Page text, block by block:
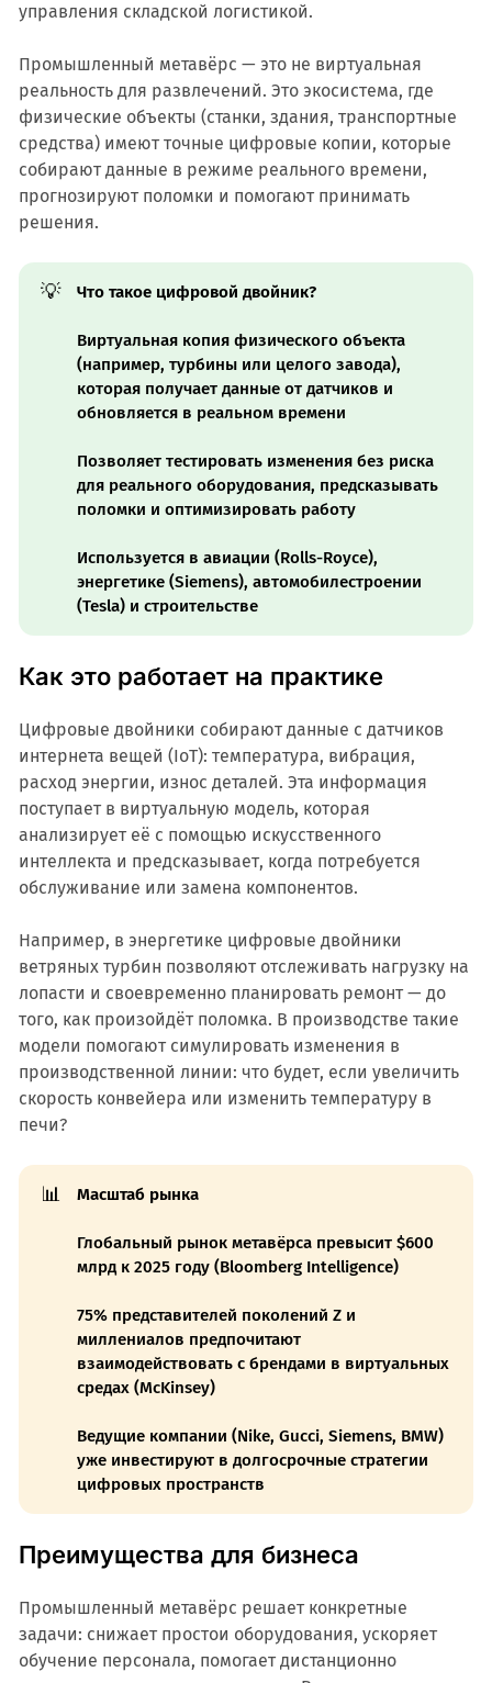
управления складской логистикой.
Промышленный метавёрс — это не виртуальная
реальность для развлечений. Это экосистема, где
физические объекты (станки, здания, транспортные
средства) имеют точные цифровые копии, которые
собирают данные в режиме реального времени,
прогнозируют поломки и помогают принимать
решения.
💡 Что такое цифровой двойник?
Виртуальная копия физического объекта
(например, турбины или целого завода),
которая получает данные от датчиков и
обновляется в реальном времени
Позволяет тестировать изменения без риска
для реального оборудования, предсказывать
поломки и оптимизировать работу
Используется в авиации (Rolls-Royce),
энергетике (Siemens), автомобилестроении
(Tesla) и строительстве
Как это работает на практике
Цифровые двойники собирают данные с датчиков
интернета вещей (IoT): температура, вибрация,
расход энергии, износ деталей. Эта информация
поступает в виртуальную модель, которая
анализирует её с помощью искусственного
интеллекта и предсказывает, когда потребуется
обслуживание или замена компонентов.
Например, в энергетике цифровые двойники
ветряных турбин позволяют отслеживать нагрузку на
лопасти и своевременно планировать ремонт — до
того, как произойдёт поломка. В производстве такие
модели помогают симулировать изменения в
производственной линии: что будет, если увеличить
скорость конвейера или изменить температуру в
печи?
📊 Масштаб рынка
Глобальный рынок метавёрса превысит $600
млрд к 2025 году (Bloomberg Intelligence)
75% представителей поколений Z и
миллениалов предпочитают
взаимодействовать с брендами в виртуальных
средах (McKinsey)
Ведущие компании (Nike, Gucci, Siemens, BMW)
уже инвестируют в долгосрочные стратегии
цифровых пространств
Преимущества для бизнеса
Промышленный метавёрс решает конкретные
задачи: снижает простои оборудования, ускоряет
обучение персонала, помогает дистанционно